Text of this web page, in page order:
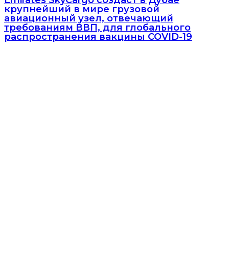
крупнейший в мире грузовой
авиационный узел, отвечающий
требованиям ВВП, для глобального
распространения вакцины COVID-19